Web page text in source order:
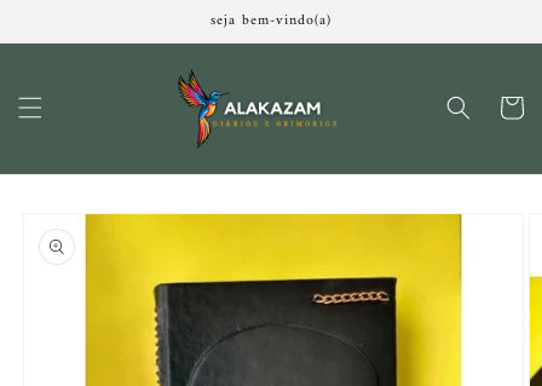
conteúdo
seja bem-vindo(a)
informações
do produto